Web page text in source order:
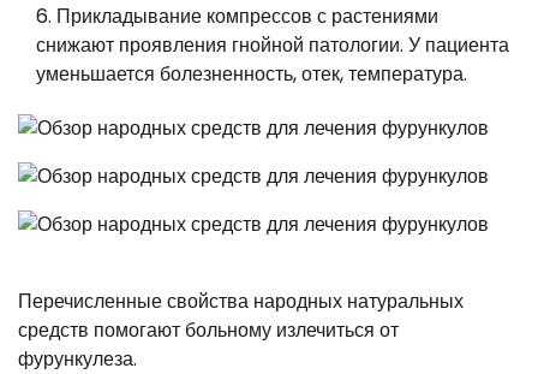
Прикладывание компрессов с растениями
снижают проявления гнойной патологии. У пациента
уменьшается болезненность, отек, температура.
Перечисленные свойства народных натуральных
средств помогают больному излечиться от
фурункулеза.